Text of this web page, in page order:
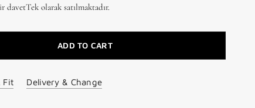
davetTek olarak satılmaktadır.
ADD TO CART
Fit Delivery & Change